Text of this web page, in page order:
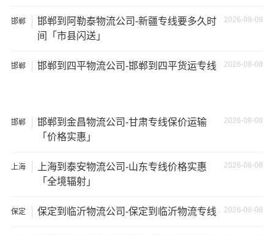
温馨提示
考，如需详细了解最低资费请电话咨询。
邯郸 2026-08-08
邯郸到阿勒泰物流公司-新疆专线要多久时
间「市县闪送」
邯郸 2026-08-08
邯郸到四平物流公司-邯郸到四平货运专线
邯郸 2026-08-08
邯郸到金昌物流公司-甘肃专线保价运输
「价格实惠」
上海 2026-08-08
上海到泰安物流公司-山东专线价格实惠
「全境辐射」
保定 2026-08-08
保定到临沂物流公司-保定到临沂物流专线